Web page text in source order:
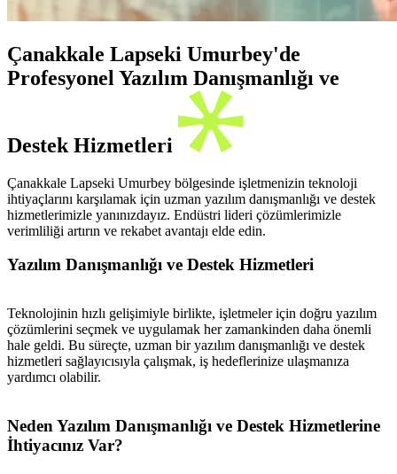
Çanakkale Lapseki Umurbey'de
Profesyonel Yazılım Danışmanlığı ve
Destek Hizmetleri
Çanakkale Lapseki Umurbey bölgesinde işletmenizin teknoloji
ihtiyaçlarını karşılamak için uzman yazılım danışmanlığı ve destek
hizmetlerimizle yanınızdayız. Endüstri lideri çözümlerimizle
verimliliği artırın ve rekabet avantajı elde edin.
Yazılım Danışmanlığı ve Destek Hizmetleri
Teknolojinin hızlı gelişimiyle birlikte, işletmeler için doğru yazılım
çözümlerini seçmek ve uygulamak her zamankinden daha önemli
hale geldi. Bu süreçte, uzman bir yazılım danışmanlığı ve destek
hizmetleri sağlayıcısıyla çalışmak, iş hedeflerinize ulaşmanıza
yardımcı olabilir.
Neden Yazılım Danışmanlığı ve Destek Hizmetlerine
İhtiyacınız Var?